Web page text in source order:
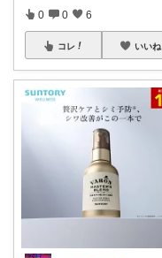
0 0 6
コレ いいね